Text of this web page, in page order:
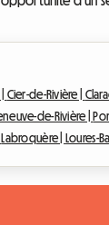
Cier-de-Rivière |
de-Rivière |
Labroquère | Loures-